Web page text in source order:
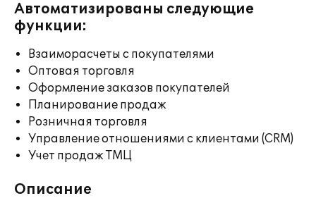
Автоматизированы следующие
функции:
Взаиморасчеты с покупателями
Оптовая торговля
Оформление заказов покупателей
Планирование продаж
Розничная торговля
Управление отношениями с клиентами (CRM)
Учет продаж ТМЦ
Описание